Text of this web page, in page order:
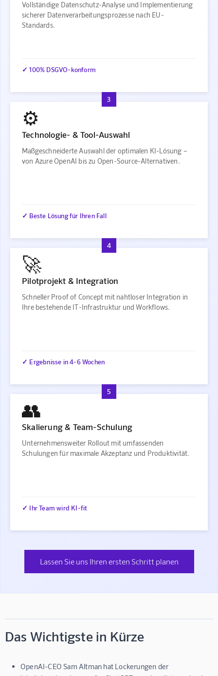
Vollständige Datenschutz-Analyse und Implementierung
sicherer Datenverarbeitungsprozesse nach EU-
Standards.
✓ 100% DSGVO-konform
3
⚙️
Technologie- & Tool-Auswahl
Maßgeschneiderte Auswahl der optimalen KI-Lösung –
von Azure OpenAI bis zu Open-Source-Alternativen.
✓ Beste Lösung für Ihren Fall
4
🚀
Pilotprojekt & Integration
Schneller Proof of Concept mit nahtloser Integration in
Ihre bestehende IT-Infrastruktur und Workflows.
✓ Ergebnisse in 4-6 Wochen
5
👥
Skalierung & Team-Schulung
Unternehmensweiter Rollout mit umfassenden
Schulungen für maximale Akzeptanz und Produktivität.
✓ Ihr Team wird KI-fit
Lassen Sie uns Ihren ersten Schritt planen
Das Wichtigste in Kürze
OpenAI-CEO Sam Altman hat Lockerungen der